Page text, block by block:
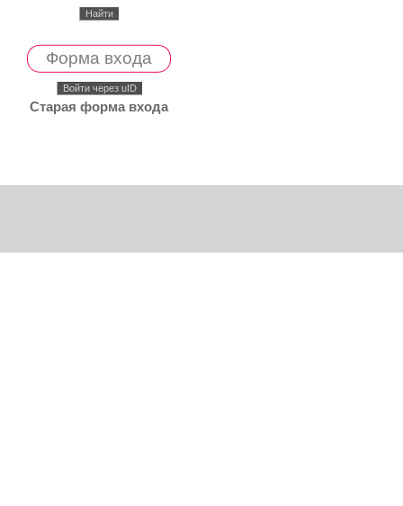
Форма входа
Войти через uID
Старая форма входа